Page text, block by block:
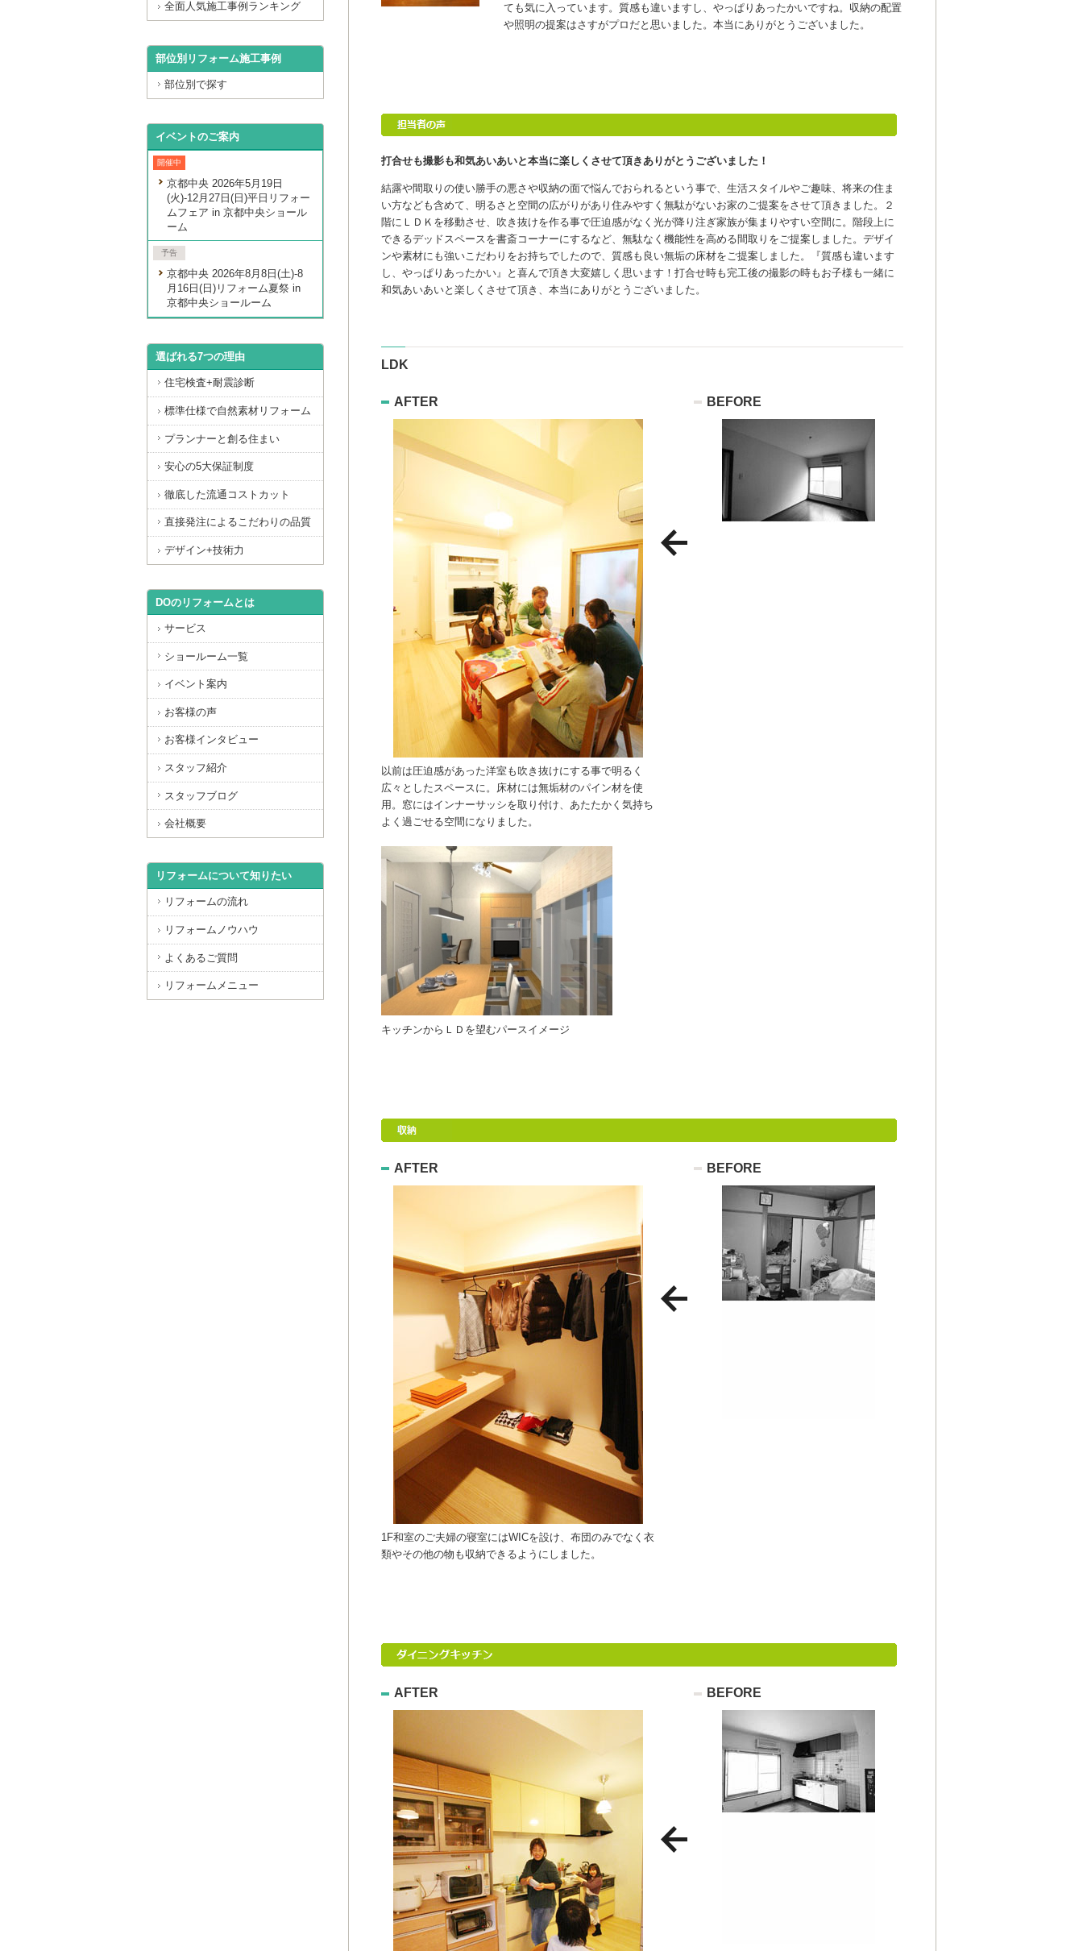
ても気に入っています。質感も違いますし、やっぱりあったかいですね。収納の配置
や照明の提案はさすがプロだと思いました。本当にありがとうございました。
打合せも撮影も和気あいあいと本当に楽しくさせて頂きありがとうございました！
結露や間取りの使い勝手の悪さや収納の面で悩んでおられるという事で、生活スタイルやご趣味、将来の住ま
い方なども含めて、明るさと空間の広がりがあり住みやすく無駄がないお家のご提案をさせて頂きました。２
階にＬＤＫを移動させ、吹き抜けを作る事で圧迫感がなく光が降り注ぎ家族が集まりやすい空間に。階段上に
できるデッドスペースを書斎コーナーにするなど、無駄なく機能性を高める間取りをご提案しました。デザイ
ンや素材にも強いこだわりをお持ちでしたので、質感も良い無垢の床材をご提案しました。『質感も違います
し、やっぱりあったかい』と喜んで頂き大変嬉しく思います！打合せ時も完工後の撮影の時もお子様も一緒に
和気あいあいと楽しくさせて頂き、本当にありがとうございました。
LDK
BEFORE
AFTER
以前は圧迫感があった洋室も吹き抜けにする事で明るく
広々としたスペースに。床材には無垢材のパイン材を使
用。窓にはインナーサッシを取り付け、あたたかく気持ち
よく過ごせる空間になりました。
キッチンからＬＤを望むパースイメージ
BEFORE
AFTER
1F和室のご夫婦の寝室にはWICを設け、布団のみでなく衣
類やその他の物も収納できるようにしました。
BEFORE
AFTER
全面人気施工事例ランキング
部位別リフォーム施工事例
部位別で探す
イベントのご案内
開催中
京都中央 2026年5月19日
(火)-12月27日(日)平日リフォー
ムフェア in 京都中央ショール
ーム
予告
京都中央 2026年8月8日(土)-8
月16日(日)リフォーム夏祭 in
京都中央ショールーム
選ばれる7つの理由
住宅検査+耐震診断
標準仕様で自然素材リフォーム
プランナーと創る住まい
安心の5大保証制度
徹底した流通コストカット
直接発注によるこだわりの品質
デザイン+技術力
DOのリフォームとは
サービス
ショールーム一覧
イベント案内
お客様の声
お客様インタビュー
スタッフ紹介
スタッフブログ
会社概要
リフォームについて知りたい
リフォームの流れ
リフォームノウハウ
よくあるご質問
リフォームメニュー